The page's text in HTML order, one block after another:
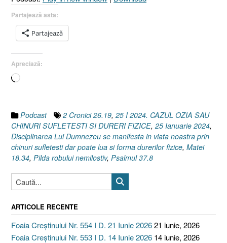
Partajează asta:
Partajează
Apreciază:
Încarc...
Podcast 2 Cronici 26.19, 25 I 2024. CAZUL OZIA SAU
CHINURI SUFLETESTI SI DURERI FIZICE, 25 Ianuarie 2024,
Disciplinarea Lui Dumnezeu se manifesta in viata noastra prin
chinuri sufletesti dar poate lua si forma durerilor fizice, Matei
18.34, Pilda robului nemilostiv, Psalmul 37.8
ARTICOLE RECENTE
Foaia Creștinului Nr. 554 I D. 21 Iunie 202621 iunie, 2026
Foaia Creștinului Nr. 553 I D. 14 Iunie 2026 14 iunie, 2026